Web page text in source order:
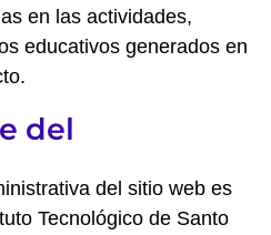
en las actividades,
educativos generados en
del
del sitio web es
Tecnológico de Santo